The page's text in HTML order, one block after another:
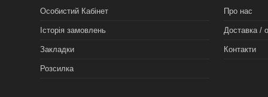
Особистий Кабінет
Історія замовлень
Закладки
Розсилка
Про нас
Доставка /
Контакти